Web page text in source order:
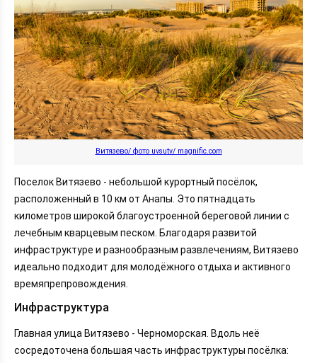
Витязево/ фото uvsutv/ magnific.com
Поселок Витязево - небольшой курортный посёлок,
расположенный в 10 км от Анапы. Это пятнадцать
километров широкой благоустроенной береговой линии с
лечебным кварцевым песком. Благодаря развитой
инфраструктуре и разнообразным развлечениям, Витязево
идеально подходит для молодёжного отдыха и активного
времяпрепровождения.
Инфраструктура
Главная улица Витязево - Черноморская. Вдоль неё
сосредоточена большая часть инфраструктуры посёлка: